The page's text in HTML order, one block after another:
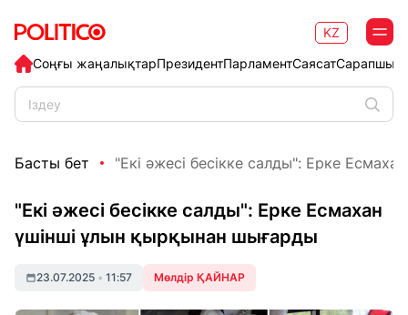
Соңғы жаңалықтарПрезидентПарламентСаясат
KZ
Басты бет "Екі әжесі бесікке салды": Ерке
"Екі әжесі бесікке салды": Ерке Есмахан
үшінші ұлын қырқынан шығарды
23.07.2025 • 11:57 Мөлдір ҚАЙНАР